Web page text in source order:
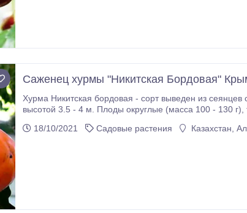
Саженец хурмы "Никитская Бордовая"
Хурма Никитская бордовая - сорт выведен из
18/10/2021
Садовые растения Казахстан,